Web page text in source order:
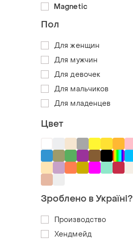
Magnetic
Пол
Для женщин
Для мужчин
Для девочек
Для мальчиков
Для младенцев
Цвет
Зроблено в Україні?
Производство
Хендмейд